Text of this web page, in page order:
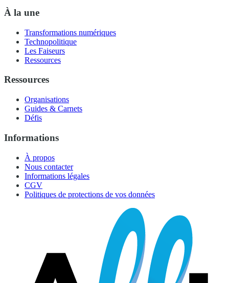
À la une
Transformations numériques
Technopolitique
Les Faiseurs
Ressources
Ressources
Organisations
Guides & Carnets
Défis
Informations
À propos
Nous contacter
Informations légales
CGV
Politiques de protections de vos données